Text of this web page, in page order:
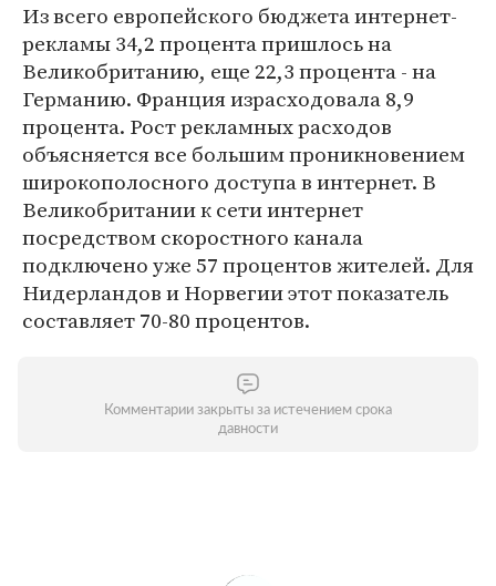
Из всего европейского бюджета интернет-
рекламы 34,2 процента пришлось на
Великобританию, еще 22,3 процента - на
Германию. Франция израсходовала 8,9
процента. Рост рекламных расходов
объясняется все большим проникновением
широкополосного доступа в интернет. В
Великобритании к сети интернет
посредством скоростного канала
подключено уже 57 процентов жителей. Для
Нидерландов и Норвегии этот показатель
составляет 70-80 процентов.
Комментарии закрыты за истечением срока
давности